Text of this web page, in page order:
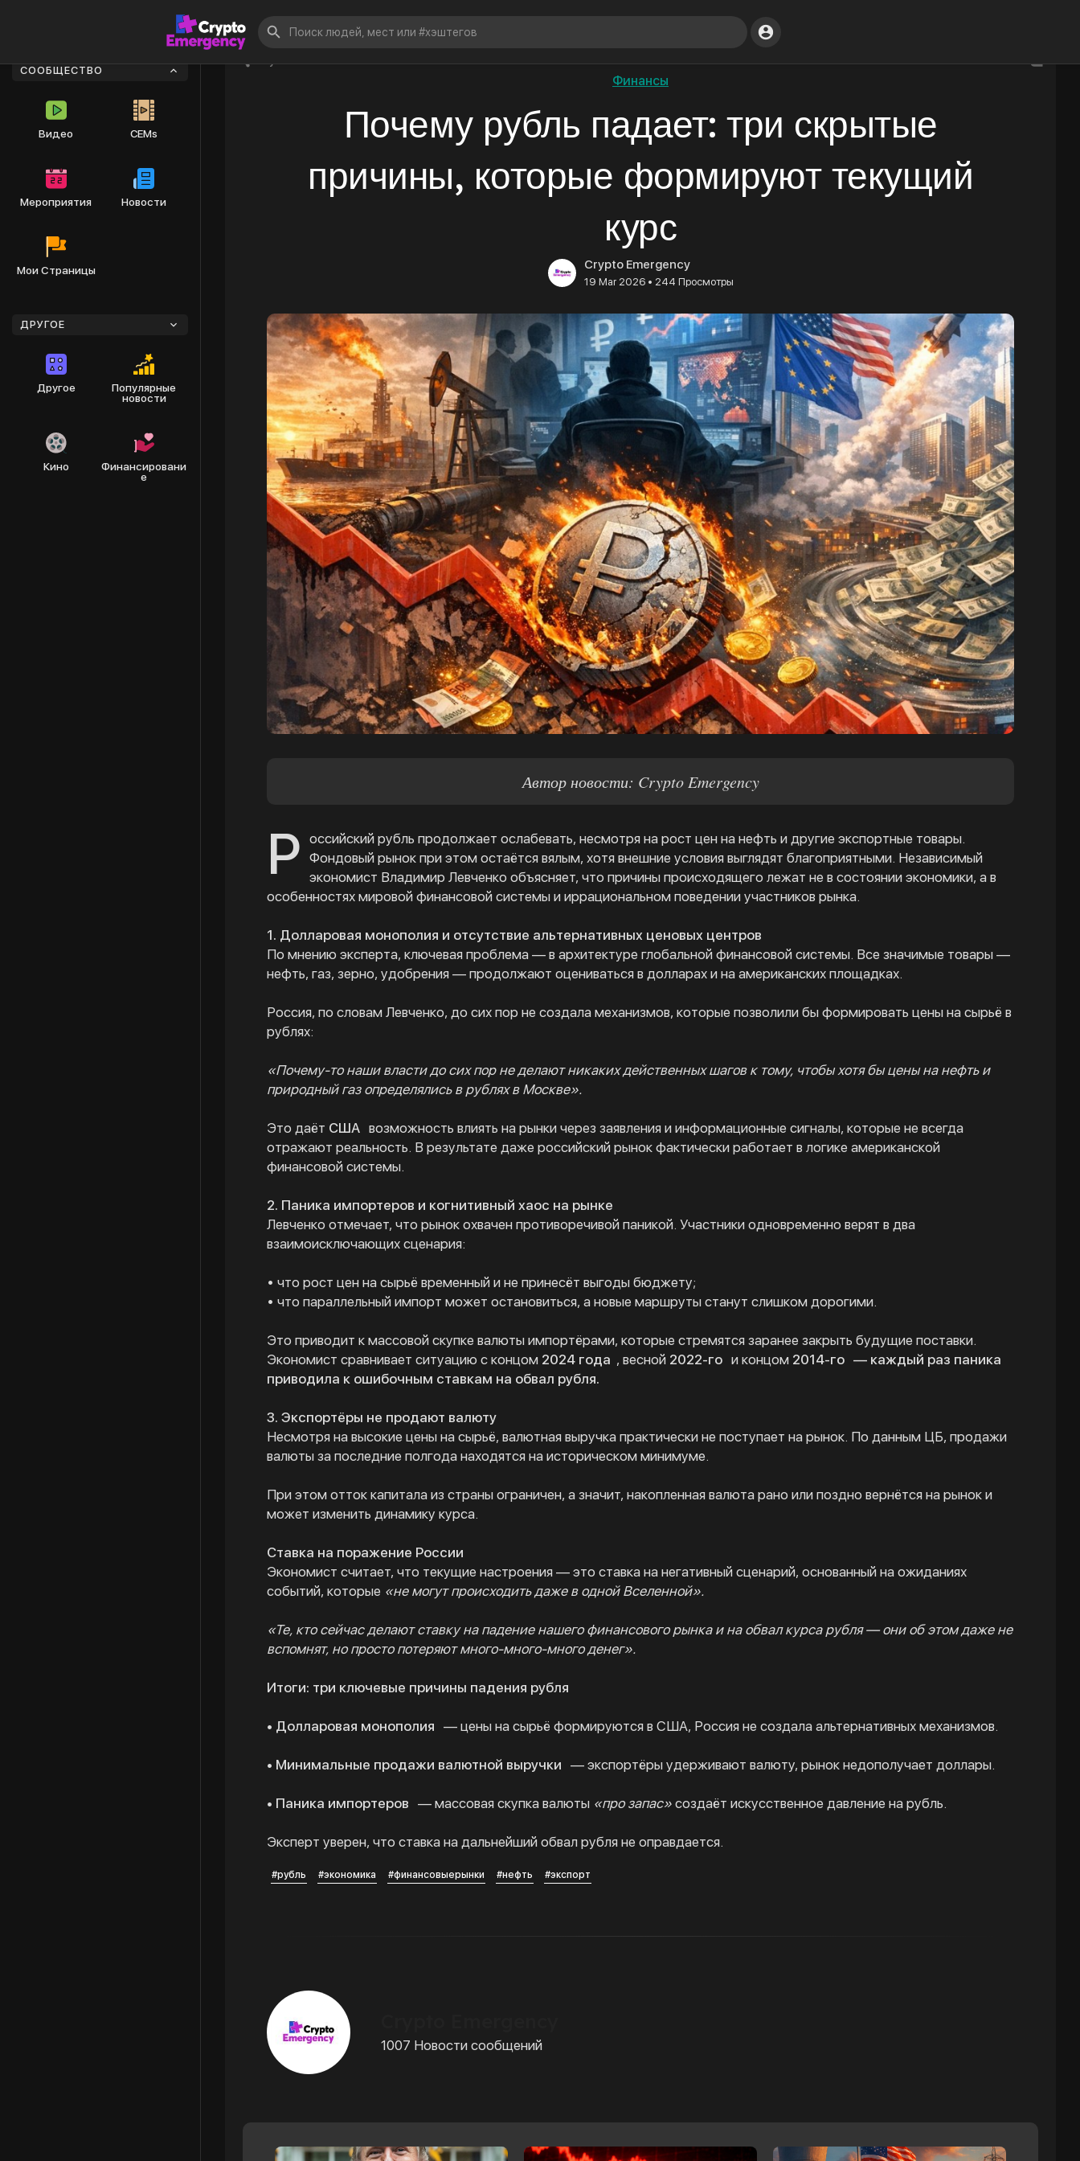
СООБЩЕСТВО
Видео CEMs
Мероприятия Новости
Мои Страницы
ДРУГОЕ
Другое
Популярные
новости
Кино
Финансировани
е
Финансы
Почему рубль падает: три скрытые
причины, которые формируют текущий
курс
Crypto Emergency
19 Mar 2026• 244 Просмотры
Автор новости: Crypto Emergency
Р оссийский рубль продолжает ослабевать, несмотря на рост цен на нефть и другие экспортные товары.
Фондовый рынок при этом остаётся вялым, хотя внешние условия выглядят благоприятными. Независимый
экономист Владимир Левченко объясняет, что причины происходящего лежат не в состоянии экономики, а в
особенностях мировой финансовой системы и иррациональном поведении участников рынка.
1. Долларовая монополия и отсутствие альтернативных ценовых центров
По мнению эксперта, ключевая проблема — в архитектуре глобальной финансовой системы. Все значимые товары —
нефть, газ, зерно, удобрения — продолжают оцениваться в долларах и на американских площадках.
Россия, по словам Левченко, до сих пор не создала механизмов, которые позволили бы формировать цены на сырьё в
рублях:
«Почему-то наши власти до сих пор не делают никаких действенных шагов к тому, чтобы хотя бы цены на нефть и
природный газ определялись в рублях в Москве».
Это даёт США возможность влиять на рынки через заявления и информационные сигналы, которые не всегда
отражают реальность. В результате даже российский рынок фактически работает в логике американской
финансовой системы.
2. Паника импортеров и когнитивный хаос на рынке
Левченко отмечает, что рынок охвачен противоречивой паникой. Участники одновременно верят в два
взаимоисключающих сценария:
• что рост цен на сырьё временный и не принесёт выгоды бюджету;
• что параллельный импорт может остановиться, а новые маршруты станут слишком дорогими.
Это приводит к массовой скупке валюты импортёрами, которые стремятся заранее закрыть будущие поставки.
Экономист сравнивает ситуацию с концом 2024 года , весной 2022-го и концом 2014-го — каждый раз паника
приводила к ошибочным ставкам на обвал рубля.
3. Экспортёры не продают валюту
Несмотря на высокие цены на сырьё, валютная выручка практически не поступает на рынок. По данным ЦБ, продажи
валюты за последние полгода находятся на историческом минимуме.
При этом отток капитала из страны ограничен, а значит, накопленная валюта рано или поздно вернётся на рынок и
может изменить динамику курса.
Ставка на поражение России
Экономист считает, что текущие настроения — это ставка на негативный сценарий, основанный на ожиданиях
событий, которые «не могут происходить даже в одной Вселенной».
«Те, кто сейчас делают ставку на падение нашего финансового рынка и на обвал курса рубля — они об этом даже не
вспомнят, но просто потеряют много-много-много денег».
Итоги: три ключевые причины падения рубля
• Долларовая монополия — цены на сырьё формируются в США, Россия не создала альтернативных механизмов.
• Минимальные продажи валютной выручки — экспортёры удерживают валюту, рынок недополучает доллары.
• Паника импортеров — массовая скупка валюты «про запас» создаёт искусственное давление на рубль.
Эксперт уверен, что ставка на дальнейший обвал рубля не оправдается.
#рубль #экономика #финансовыерынки #нефть #экспорт
1007 Новости сообщений